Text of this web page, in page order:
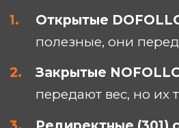
Открытые
полезные, они
Закрытые
передают вес, но их